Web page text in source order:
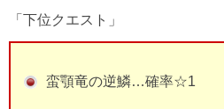
「下位クエスト」
蛮顎竜の逆鱗…確率☆1